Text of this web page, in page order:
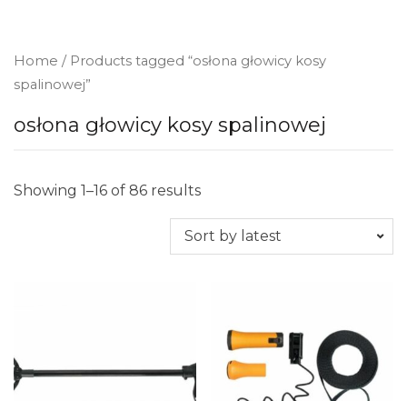
Home / Products tagged “osłona głowicy kosy
spalinowej”
osłona głowicy kosy spalinowej
Showing 1–16 of 86 results